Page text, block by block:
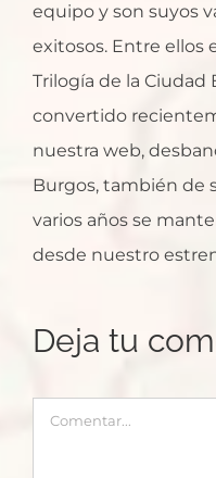
equipo y son suyos
exitosos. Entre ellos
Trilogía de la Ciudad
convertido
nuestra web,
Burgos, también de
varios años se
desde nuestro
Deja tu
Comentar